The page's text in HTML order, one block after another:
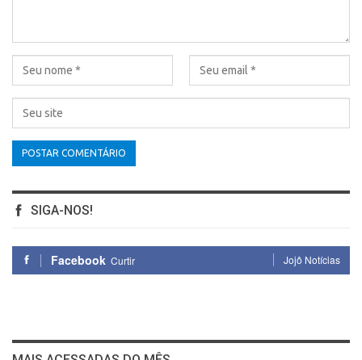
SIGA-NOS!
Facebook Curtir Jojô Notícias